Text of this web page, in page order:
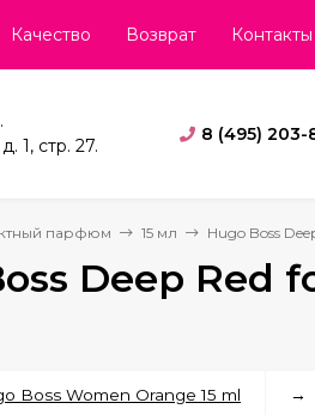
Качество Возврат Контакты
1, стр. 27.
8 (495) 203-
парфюм 15 мл Hugo Boss
Deep Red
Boss Women Orange 15 ml →